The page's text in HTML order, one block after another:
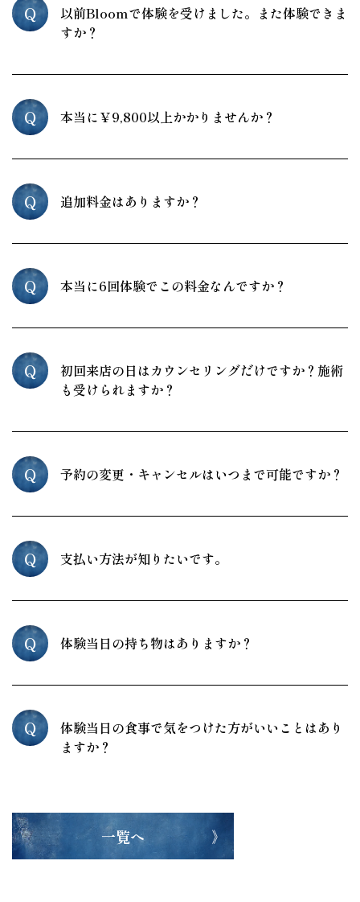
Q
以前Bloomで体験を受けました。また体験できま
すか？
Q 本当に￥9,800以上かかりませんか？
Q 追加料金はありますか？
Q 本当に6回体験でこの料金なんですか？
Q
初回来店の日はカウンセリングだけですか？施術
も受けられますか？
Q 予約の変更・キャンセルはいつまで可能ですか？
Q 支払い方法が知りたいです。
Q 体験当日の持ち物はありますか？
Q
体験当日の食事で気をつけた方がいいことはあり
ますか？
一覧へ